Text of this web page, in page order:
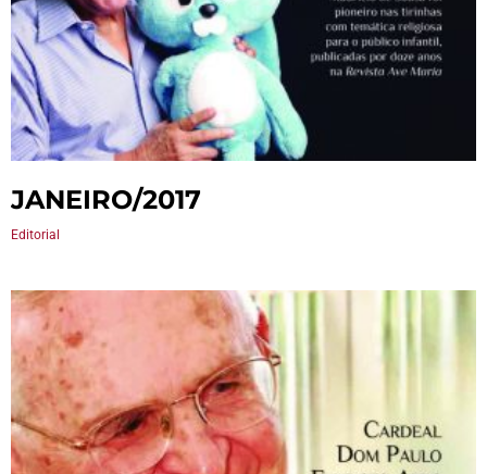
JANEIRO/2017
Editorial